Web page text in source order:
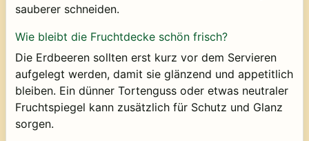
sauberer schneiden.
Wie bleibt die Fruchtdecke schön frisch?
Die Erdbeeren sollten erst kurz vor dem Servieren
aufgelegt werden, damit sie glänzend und appetitlich
bleiben. Ein dünner Tortenguss oder etwas neutraler
Fruchtspiegel kann zusätzlich für Schutz und Glanz
sorgen.